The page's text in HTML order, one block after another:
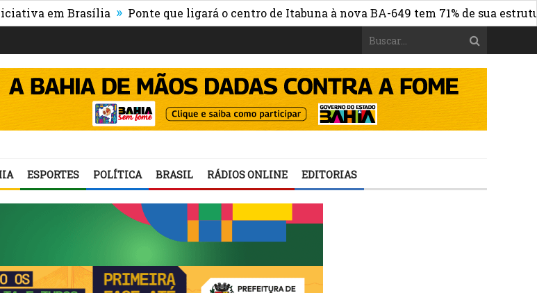
em Brasília » Ponte que ligará o centro de Itabuna à nova BA-649 tem 71% de sua estrutura
ESPORTES POLÍTICA BRASIL RÁDIOS ONLINE EDITORIAS